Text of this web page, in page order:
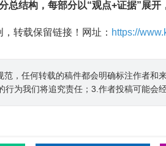
总结构，每部分以“观点+证据”展开
，转载保留链接！网址： https://
范，任何转载的稿件都会明确标注作者和
行为我们将追究责任；3.作者投稿可能会